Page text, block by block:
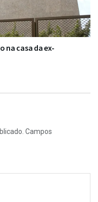
na casa da ex-
Campos